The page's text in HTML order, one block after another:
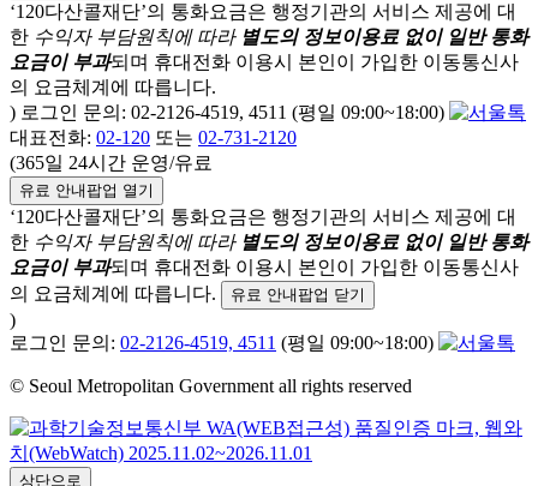
‘120다산콜재단’의 통화요금은 행정기관의 서비스 제공에 대
한 수익자 부담원칙에 따라 별도의 정보이용료 없이 일반 통화
요금이 부과되며 휴대전화 이용시 본인이 가입한 이동통신사
의 요금체계에 따릅니다.
) 로그인 문의: 02-2126-4519, 4511 (평일 09:00~18:00)
대표전화: 02-120 또는 02-731-2120
(365일 24시간 운영/유료
유료 안내팝업 열기
‘120다산콜재단’의 통화요금은 행정기관의 서비스 제공에 대
한 수익자 부담원칙에 따라 별도의 정보이용료 없이 일반 통화
요금이 부과되며 휴대전화 이용시 본인이 가입한 이동통신사
의 요금체계에 따릅니다.
유료 안내팝업 닫기
)
로그인 문의: 02-2126-4519, 4511 (평일 09:00~18:00)
© Seoul Metropolitan Government all rights reserved
상단으로